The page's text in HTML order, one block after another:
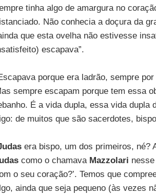
tinha algo de amargura no
Não conhecia a doçura da
que esta ovelha não estivesse
escapava”.
porque era ladrão, sempre
sempre escapam porque tem essa
É a vida dupla, essa vida
de muitos que são sacerdotes,
era bispo, um dos primeiros, né?
como o chamava Mazzolari
o seu coração?’. Temos que
ainda que seja pequeno (às vezes